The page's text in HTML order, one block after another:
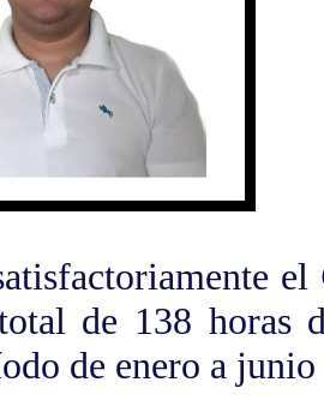
el
de 138 horas
de enero a junio